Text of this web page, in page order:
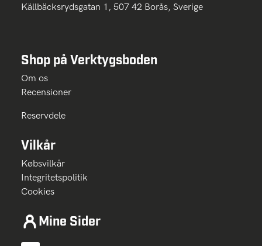
Källbäcksrydsgatan 1, 507 42 Borås, Sverige
Shop på Verktygsboden
Om os
Recensioner
Reservdele
Vilkår
Købsvilkår
Integritetspolitik
Cookies
Mine Sider